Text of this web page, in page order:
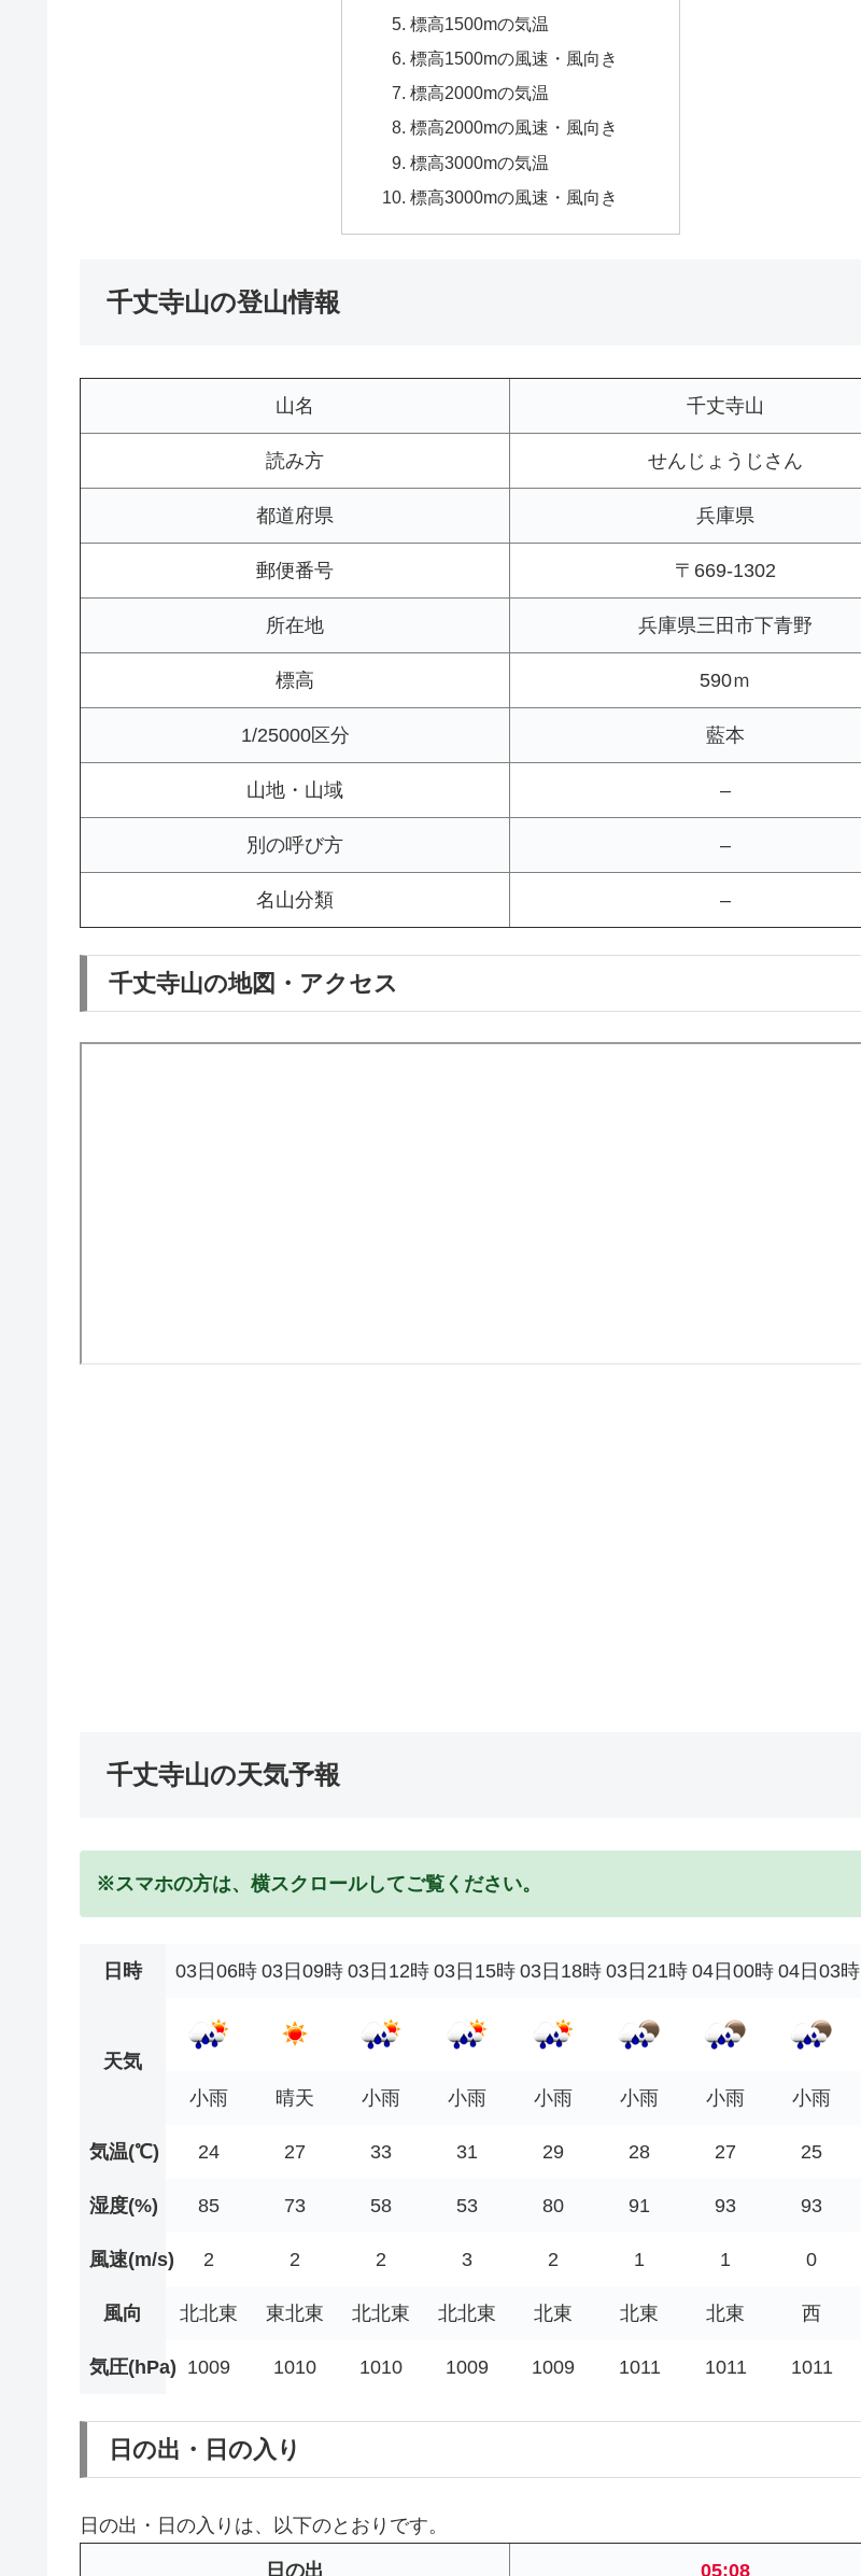
標高1500mの気温
標高1500mの風速・風向き
標高2000mの気温
標高2000mの風速・風向き
標高3000mの気温
標高3000mの風速・風向き
千丈寺山の登山情報
山名 千丈寺山
読み方 せんじょうじさん
都道府県 兵庫県
郵便番号 〒669-1302
所在地 兵庫県三田市下青野
標高 590ｍ
1/25000区分 藍本
山地・山域 –
別の呼び方 –
名山分類 –
千丈寺山の地図・アクセス
千丈寺山の天気予報
※スマホの方は、横スクロールしてご覧ください。
日時 03日06時 03日09時 03日12時 03日15時 03日18時 03日21時 04日00時 04日03時
天気
小雨
晴天 小雨 小雨 小雨 小雨 小雨 小雨
気温(℃) 24 27 33 31 29 28 27 25
湿度(%) 85 73 58 53 80 91 93 93
風速(m/s) 2 2 2 3 2 1 1 0
風向 北北東 東北東 北北東 北北東 北東 北東 北東 西
気圧(hPa) 1009 1010 1010 1009 1009 1011 1011 1011
日の出・日の入り
日の出・日の入りは、以下のとおりです。
日の出 05:08